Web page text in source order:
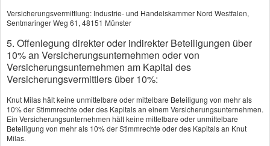
Neben
gesetzlichen Kranken­ver­si­che­rung besteht in
Deutschland auch die Möglichkeit, eine private
Kranken­ver­si­che­rung (PKV) abzuschließen. Über
eine Vielzahl an PKV-Tarifen ist es möglich, eine
Versicherungsvermittlung: Industrie- und Handelskammer Nord Westfalen,
Sentmaringer Weg 61, 48151 Münster
5. Offenlegung direkter oder indirekter Beteiligungen über
10% an Versicherungsunternehmen oder von
Versicherungsunternehmen am Kapital des
Versicherungsvermittlers über 10%:
Knut Milas hält keine unmittelbare oder mittelbare Beteiligung von mehr als
10% der Stimmrechte oder des Kapitals an einem Versicherungsunternehmen.
Ein Versicherungsunternehmen hält keine mittelbare oder unmittelbare
Beteiligung von mehr als 10% der Stimmrechte oder des Kapitals an Knut
Milas.